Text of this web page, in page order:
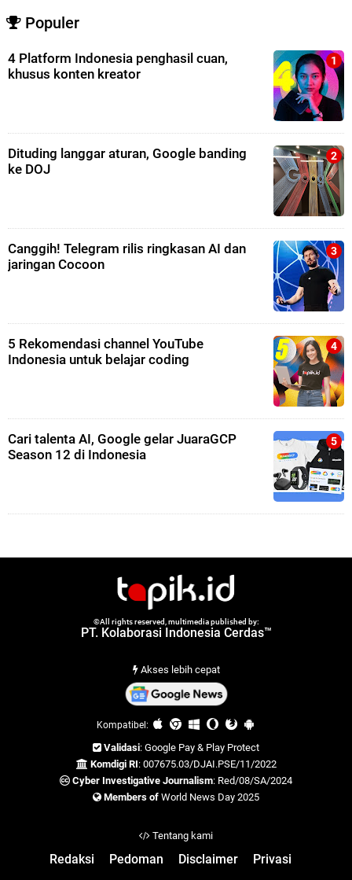
Populer
4 Platform Indonesia penghasil cuan,
khusus konten kreator
Dituding langgar aturan, Google banding
ke DOJ
Canggih! Telegram rilis ringkasan AI dan
jaringan Cocoon
5 Rekomendasi channel YouTube
Indonesia untuk belajar coding
Cari talenta AI, Google gelar JuaraGCP
Season 12 di Indonesia
©All rights reserved, multimedia published by:
PT. Kolaborasi Indonesia Cerdas™
Akses lebih cepat
Kompatibel:
Validasi: Google Pay & Play Protect
Komdigi RI: 007675.03/DJAI.PSE/11/2022
Cyber Investigative Journalism: Red/08/SA/2024
Members of World News Day 2025
Tentang kami
Redaksi Pedoman Disclaimer Privasi